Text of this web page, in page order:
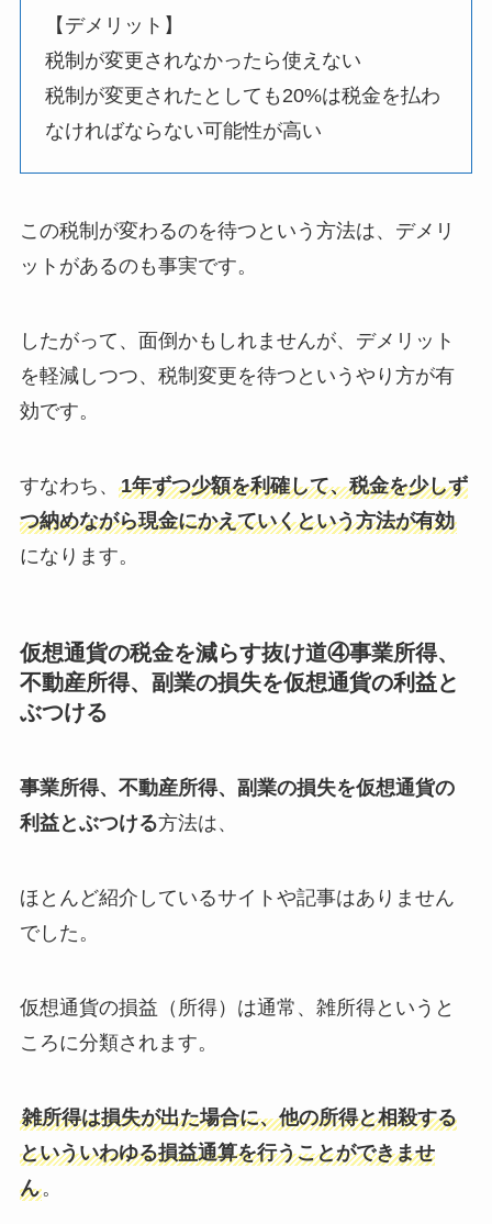
【デメリット】
税制が変更されなかったら使えない
税制が変更されたとしても20%は税金を払わ
なければならない可能性が高い
この税制が変わるのを待つという方法は、デメリ
ットがあるのも事実です。
したがって、面倒かもしれませんが、デメリット
を軽減しつつ、税制変更を待つというやり方が有
効です。
すなわち、 1年ずつ少額を利確して、税金を少しず
つ納めながら現金にかえていくという方法が有効
になります。
仮想通貨の税金を減らす抜け道④事業所得、
不動産所得、副業の損失を仮想通貨の利益と
ぶつける
事業所得、不動産所得、副業の損失を仮想通貨の
利益とぶつける方法は、
ほとんど紹介しているサイトや記事はありません
でした。
仮想通貨の損益（所得）は通常、雑所得というと
ころに分類されます。
雑所得は損失が出た場合に、他の所得と相殺する
といういわゆる損益通算を行うことができませ
ん。